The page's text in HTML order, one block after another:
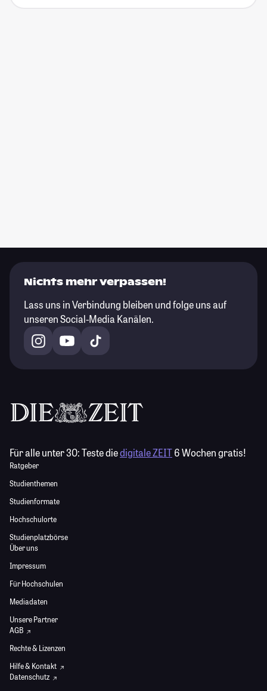
Nichts mehr verpassen!
Lass uns in Verbindung bleiben und folge uns auf
unseren Social-Media Kanälen.
Für alle unter 30:Teste diedigitale ZEIT6 Wochen gratis!
Ratgeber
Studienthemen
Studienformate
Hochschulorte
Studienplatzbörse
Über uns
Impressum
Für Hochschulen
Mediadaten
Unsere Partner
AGB
Rechte & Lizenzen
Hilfe & Kontakt
Datenschutz